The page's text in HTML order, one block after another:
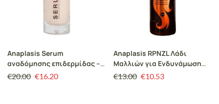
Anaplasis Serum
αναδόμησης επιδερμίδας –
30 ml
€20.00 €16.20
Anaplasis RPNZL Λάδι
Μαλλιών για Ενδυνάμωση
200ml
€13.00 €10.53